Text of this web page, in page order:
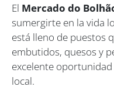
El Mercado do
sumergirte en la vida
está lleno de puestos
embutidos, quesos y
excelente
local.